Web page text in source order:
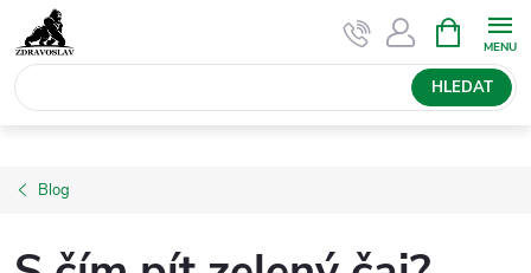
na
obsah
HLEDAT
NÁKUPNÍ
KOŠÍK
Blog